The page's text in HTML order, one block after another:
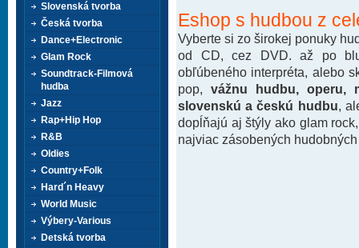
Eshop s hudbou z
Vyberte si zo širokej ponuky
od CD, cez DVD. až po
obľúbeného interpréta, alebo
pop, vážnu hudbu, operu,
slovenskú a českú hudbu ,
dopĺňajú aj štýly ako glam
najviac zásobených
Slovenská tvorba
Česká tvorba
Dance+Electronic
Glam Rock
Soundtrack-Filmová
hudba
Jazz
Rap+Hip Hop
R&B
Oldies
Country+Folk
Hard´n Heavy
World Music
Výbery-Various
Detská tvorba